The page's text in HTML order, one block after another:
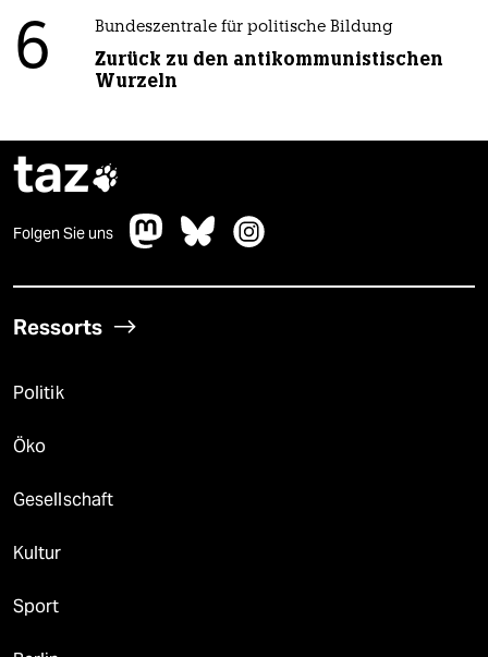
6 Bundeszentrale für politische Bildung
Zurück zu den antikommunistischen
Wurzeln
taz
Folgen Sie uns
Ressorts
Politik
Öko
Gesellschaft
Kultur
Sport